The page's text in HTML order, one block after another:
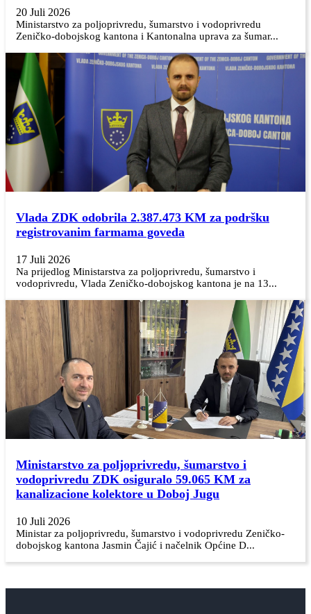
20 Juli 2026
Ministarstvo za poljoprivredu, šumarstvo i vodoprivredu
Zeničko-dobojskog kantona i Kantonalna uprava za šumar...
Vlada ZDK odobrila 2.387.473 KM za podršku
registrovanim farmama goveda
17 Juli 2026
Na prijedlog Ministarstva za poljoprivredu, šumarstvo i
vodoprivredu, Vlada Zeničko-dobojskog kantona je na 13...
Ministarstvo za poljoprivredu, šumarstvo i
vodoprivredu ZDK osiguralo 59.065 KM za
kanalizacione kolektore u Doboj Jugu
10 Juli 2026
Ministar za poljoprivredu, šumarstvo i vodoprivredu Zeničko-
dobojskog kantona Jasmin Čajić i načelnik Općine D...